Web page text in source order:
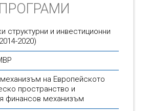
ПРОГРАМИ
структурни и инвестиционни
2020)
на Европейското
пространство и
финансов механизъм